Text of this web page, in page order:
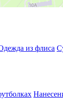
из флиса